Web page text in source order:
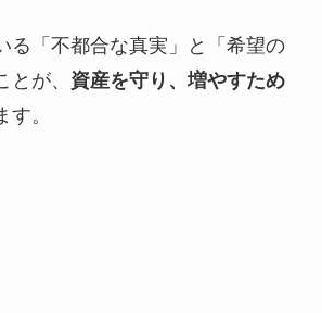
る「不都合な真実」と「希望の
が、 資産を守り、増やすため
す。